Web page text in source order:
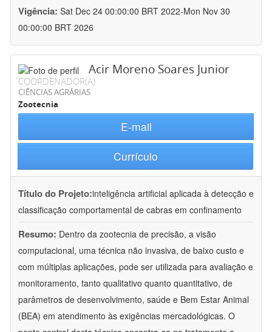
Vigência: Sat Dec 24 00:00:00 BRT 2022-Mon Nov 30
00:00:00 BRT 2026
Acir Moreno Soares Junior
COORDENADOR(A)
CIÊNCIAS AGRÁRIAS
Zootecnia
E-mail
Currículo
Título do Projeto:inteligência artificial aplicada à detecção e
classificação comportamental de cabras em confinamento
Resumo: Dentro da zootecnia de precisão, a visão
computacional, uma técnica não invasiva, de baixo custo e
com múltiplas aplicações, pode ser utilizada para avaliação e
monitoramento, tanto qualitativo quanto quantitativo, de
parâmetros de desenvolvimento, saúde e Bem Estar Animal
(BEA) em atendimento às exigências mercadológicas. O